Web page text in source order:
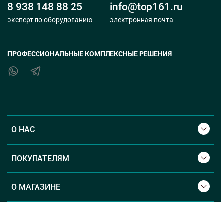
О НАС
ПОКУПАТЕЛЯМ
О МАГАЗИНЕ
8 938 148 88 25
эксперт по оборудованию
info@top161.ru
электронная почта
ПРОФЕССИОНАЛЬНЫЕ КОМПЛЕКСНЫЕ РЕШЕНИЯ